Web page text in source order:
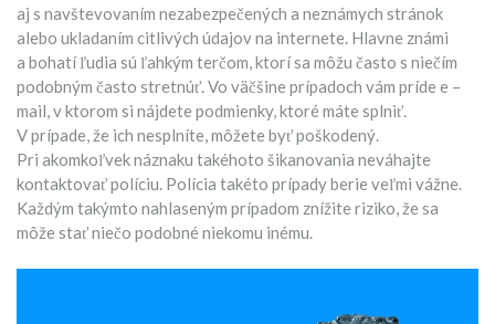
aj s navštevovaním nezabezpečených a neznámych stránok
alebo ukladaním citlivých údajov na internete. Hlavne známi
a bohatí ľudia sú ľahkým terčom, ktorí sa môžu často s niečím
podobným často stretnúť. Vo väčšine prípadoch vám príde e –
mail, v ktorom si nájdete podmienky, ktoré máte splniť.
V prípade, že ich nesplníte, môžete byť poškodený.
Pri akomkoľvek náznaku takéhoto šikanovania neváhajte
kontaktovať políciu. Polícia takéto prípady berie veľmi vážne.
Každým takýmto nahlaseným prípadom znížite riziko, že sa
môže stať niečo podobné niekomu inému.